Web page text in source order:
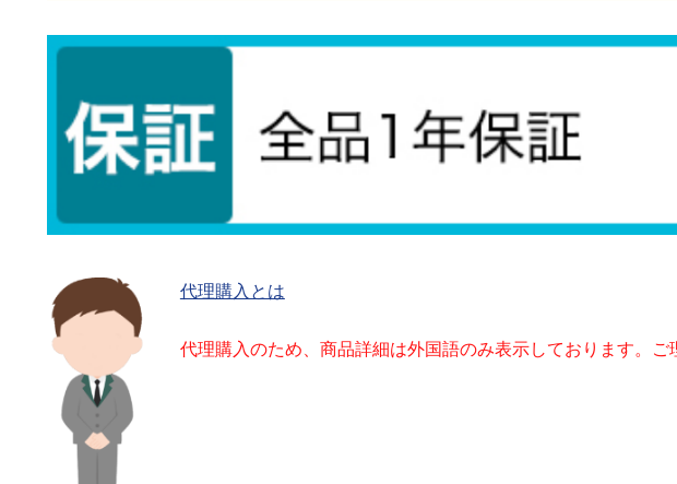
代理購入とは
代理購入のため、商品詳細は外国語のみ表示しております。ご